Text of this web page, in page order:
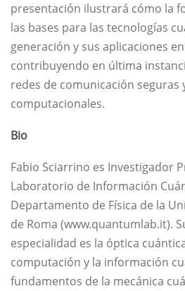
presentación ilustrará cómo la
las bases para las tecnologías
generación y sus aplicaciones
contribuyendo en última
redes de comunicación seguras
computacionales.
Bio
Fabio Sciarrino es Investigador
Laboratorio de Información
Departamento de Física de la
de Roma (www.quantumlab.it).
especialidad es la óptica
computación y la información
fundamentos de la mecánica